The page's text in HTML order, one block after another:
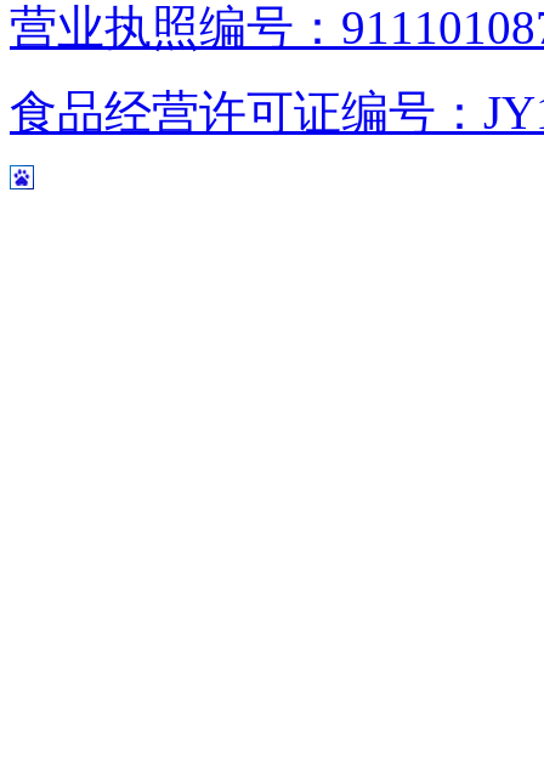
营业执照编号：
食品经营许可证编号：